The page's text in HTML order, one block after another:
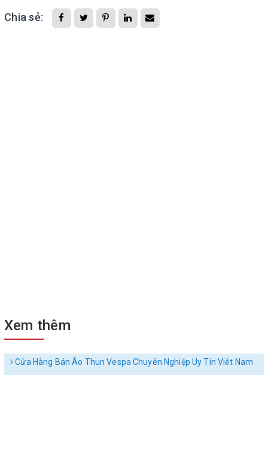
Chia sẻ:
Xem thêm
Cửa Hàng Bán Áo Thun Vespa Chuyên Nghiệp Uy Tín Viêt Nam